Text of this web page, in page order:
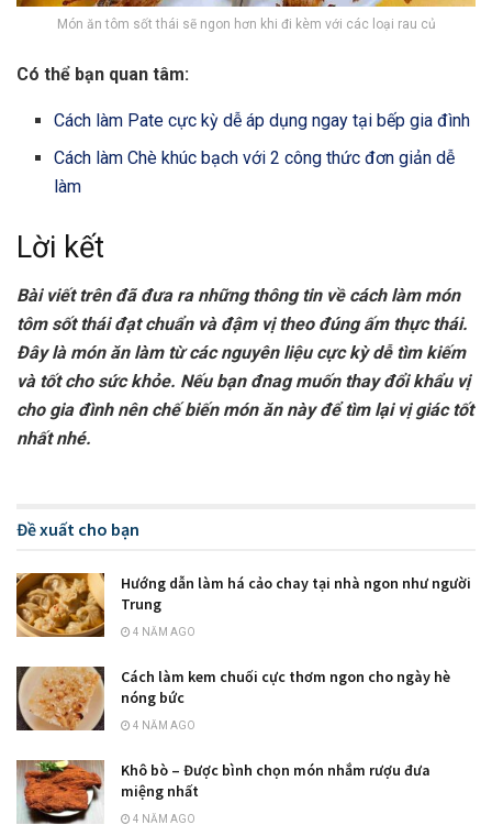
Món ăn tôm sốt thái sẽ ngon hơn khi đi kèm với các loại rau củ
Có thể bạn quan tâm:
Cách làm Pate cực kỳ dễ áp dụng ngay tại bếp gia đình
Cách làm Chè khúc bạch với 2 công thức đơn giản dễ
làm
Lời kết
Bài viết trên đã đưa ra những thông tin về cách làm món
tôm sốt thái đạt chuẩn và đậm vị theo đúng ấm thực thái.
Đây là món ăn làm từ các nguyên liệu cực kỳ dễ tìm kiếm
và tốt cho sức khỏe. Nếu bạn đnag muốn thay đổi khẩu vị
cho gia đình nên chế biến món ăn này để tìm lại vị giác tốt
nhất nhé.
Đề xuất cho bạn
Hướng dẫn làm há cảo chay tại nhà ngon như người
Trung
4 NĂM AGO
Cách làm kem chuối cực thơm ngon cho ngày hè
nóng bức
4 NĂM AGO
Khô bò – Được bình chọn món nhắm rượu đưa
miệng nhất
4 NĂM AGO